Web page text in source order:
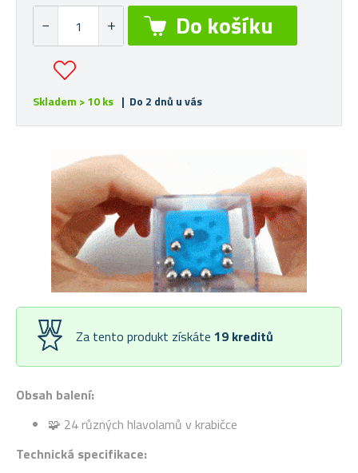
Obsah balení:
🧩 24 různých hlavolamů v krabičce
Technická specifikace:
Skladem > 10 ks | Do 2 dnů u vás
Za tento produkt získáte 19 kreditů